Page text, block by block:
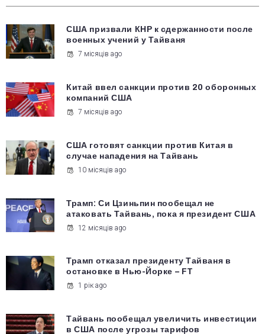
США призвали КНР к сдержанности после
военных учений у Тайваня
7 місяців ago
Китай ввел санкции против 20 оборонных
компаний США
7 місяців ago
США готовят санкции против Китая в
случае нападения на Тайвань
10 місяців ago
Трамп: Си Цзиньпин пообещал не
атаковать Тайвань, пока я президент США
12 місяців ago
Трамп отказал президенту Тайваня в
остановке в Нью-Йорке – FT
1 рік ago
Тайвань пообещал увеличить инвестиции
в США после угрозы тарифов